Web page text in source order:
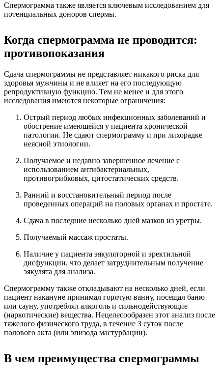
Спермограмма также является ключевым исследованием для
потенциальных доноров спермы.
Когда спермограмма не проводится:
противопоказания
Сдача спермограммы не представляет никакого риска для
здоровья мужчины и не влияет на его последующую
репродуктивную функцию. Тем не менее и для этого
исследования имеются некоторые ограничения:
Острый период любых инфекционных заболеваний и
обострение имеющейся у пациента хронической
патологии. Не сдают спермограмму и при лихорадке
неясной этиологии.
Получаемое и недавно завершенное лечение с
использованием антибактериальных,
противогрибковых, цитостатических средств.
Ранний и восстановительный период после
проведенных операций на половых органах и простате.
Сдача в последние несколько дней мазков из уретры.
Получаемый массаж простаты.
Наличие у пациента эякуляторной и эректильной
дисфункции, что делает затруднительным получение
эякулята для анализа.
Спермограмму также откладывают на несколько дней, если
пациент накануне принимал горячую ванну, посещал баню
или сауну, употреблял алкоголь и сильнодействующие
(наркотические) вещества. Нецелесообразен этот анализ после
тяжелого физического труда, в течение 3 суток после
полового акта (или эпизода мастурбации).
В чем преимущества спермограммы